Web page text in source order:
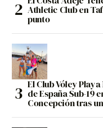
Athletic Club en
punto
El Club Vóley
de España Sub-19
Concepción tras